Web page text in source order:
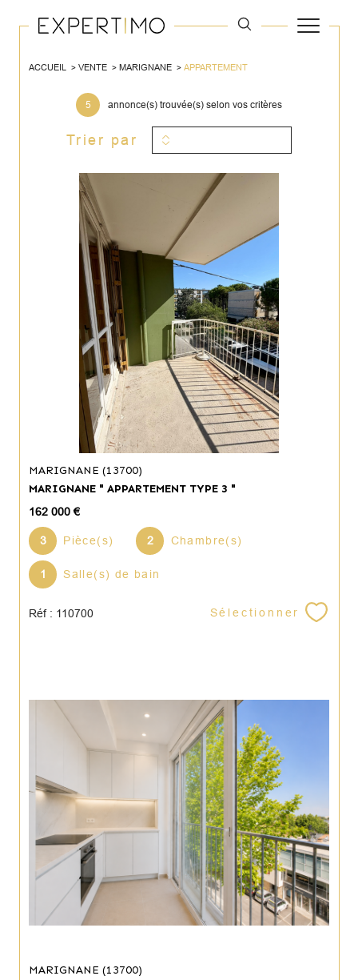
ACCUEIL VENTE MARIGNANE APPARTEMENT
5 annonce(s) trouvée(s) selon vos critères
Trier par
MARIGNANE (13700)
MARIGNANE " APPARTEMENT TYPE 3 "
162 000 €
3 Pièce(s) 2 Chambre(s)
1 Salle(s) de bain
Réf : 110700 Sélectionner
MARIGNANE (13700)